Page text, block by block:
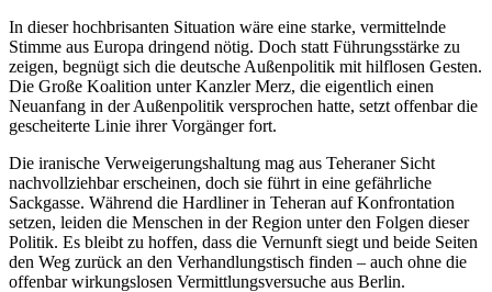
In dieser hochbrisanten Situation wäre eine starke, vermittelnde
Stimme aus Europa dringend nötig. Doch statt Führungsstärke zu
zeigen, begnügt sich die deutsche Außenpolitik mit hilflosen Gesten.
Die Große Koalition unter Kanzler Merz, die eigentlich einen
Neuanfang in der Außenpolitik versprochen hatte, setzt offenbar die
gescheiterte Linie ihrer Vorgänger fort.
Die iranische Verweigerungshaltung mag aus Teheraner Sicht
nachvollziehbar erscheinen, doch sie führt in eine gefährliche
Sackgasse. Während die Hardliner in Teheran auf Konfrontation
setzen, leiden die Menschen in der Region unter den Folgen dieser
Politik. Es bleibt zu hoffen, dass die Vernunft siegt und beide Seiten
den Weg zurück an den Verhandlungstisch finden – auch ohne die
offenbar wirkungslosen Vermittlungsversuche aus Berlin.